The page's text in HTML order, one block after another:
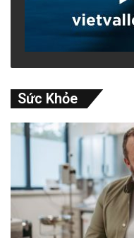
Sức Khỏe